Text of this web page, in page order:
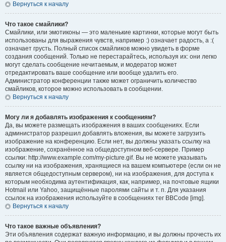
Вернуться к началу
Что такое смайлики?
Смайлики, или эмотиконы — это маленькие картинки, которые могут быть
использованы для выражения чувств, например :) означает радость, а :(
означает грусть. Полный список смайликов можно увидеть в форме
создания сообщений. Только не перестарайтесь, используя их: они легко
могут сделать сообщение нечитаемым, и модератор может
отредактировать ваше сообщение или вообще удалить его.
Администратор конференции также может ограничить количество
смайликов, которое можно использовать в сообщении.
Вернуться к началу
Могу ли я добавлять изображения к сообщениям?
Да, вы можете размещать изображения в ваших сообщениях. Если
администратор разрешил добавлять вложения, вы можете загрузить
изображение на конференцию. Если нет, вы должны указать ссылку на
изображение, сохранённое на общедоступном веб-сервере. Пример
ссылки: http://www.example.com/my-picture.gif. Вы не можете указывать
ссылку ни на изображения, хранящиеся на вашем компьютере (если он не
является общедоступным сервером), ни на изображения, для доступа к
которым необходима аутентификация, как, например, на почтовые ящики
Hotmail или Yahoo, защищённые паролями сайты и т. п. Для указания
ссылок на изображения используйте в сообщениях тег BBCode [img].
Вернуться к началу
Что такое важные объявления?
Эти объявления содержат важную информацию, и вы должны прочесть их